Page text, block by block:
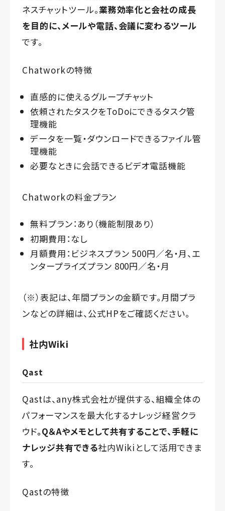
ネスチャットツール。業務効率化と会社の成長
を目的に、メールや電話、会議に変わるツール
です。
Chatworkの特徴
直感的に使えるグループチャット
依頼されたタスクをToDoにできるタスク管
理機能
データを一覧・ダウンロードできるファイル管
理機能
必要なときに会話できるビデオ電話機能
Chatworkの料金プラン
無料プラン：あり（機能制限あり）
初期費用：なし
月額費用：ビジネスプラン 500円／名・月、エ
ンタープライズプラン 800円／名・月
（※）表記は、年間プランの金額です。月間プラ
ンなどの詳細は、公式HPをご確認ください。
社内Wiki
Qast
Qastは、 any株式会社が提供する、組織全体の
パフォーマンスを最大化するナレッジ経営クラ
ウド。Q＆Aやメモとして共有することで、手軽に
ナレッジ共有できる社内Wikiとして活用できま
す。
Qastの特徴